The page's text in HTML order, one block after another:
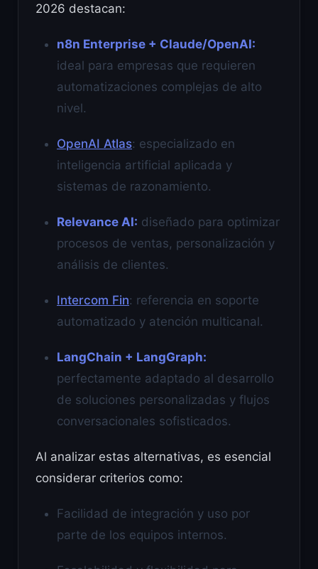
2026 destacan:
n8n Enterprise + Claude/OpenAI:
ideal para empresas que requieren
automatizaciones complejas de alto
nivel.
OpenAI Atlas: especializado en
inteligencia artificial aplicada y
sistemas de razonamiento.
Relevance AI: diseñado para optimizar
procesos de ventas, personalización y
análisis de clientes.
Intercom Fin: referencia en soporte
automatizado y atención multicanal.
LangChain + LangGraph:
perfectamente adaptado al desarrollo
de soluciones personalizadas y flujos
conversacionales sofisticados.
Al analizar estas alternativas, es esencial
considerar criterios como:
Facilidad de integración y uso por
parte de los equipos internos.